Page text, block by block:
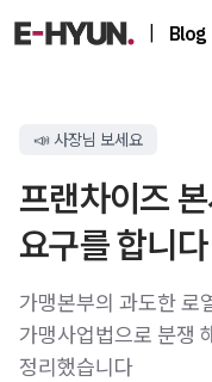
Blog
📣 사장님 보세요
프랜차이즈
요구를 합니다
가맹본부의 과도한 로
가맹사업법으로 분쟁
정리했습니다